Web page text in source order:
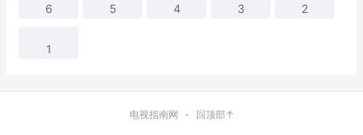
6 5 4 3 2
1
电视指南网 - 回顶部↑